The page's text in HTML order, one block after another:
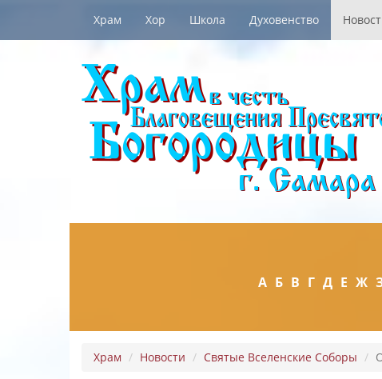
Храм Хор Школа Духовенство
А Б В Г Д Е Ж
Храм Новости Святые Вселенские Соборы